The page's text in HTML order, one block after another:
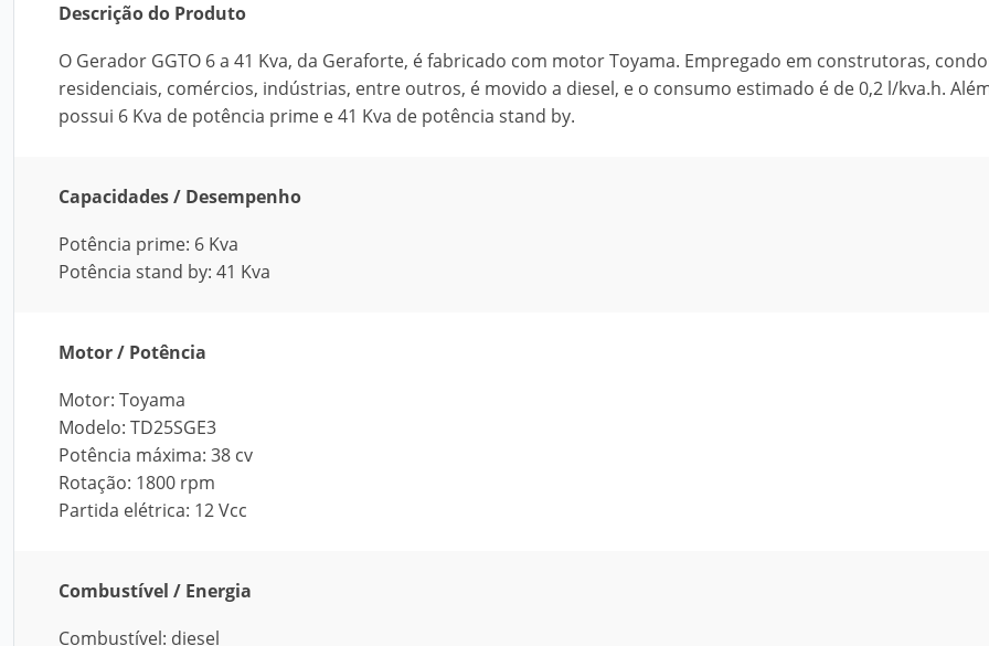
Descrição do Produto
O Gerador GGTO 6 a 41 Kva, da Geraforte, é fabricado com motor Toyama. Empregado em construtoras,
residenciais, comércios, indústrias, entre outros, é movido a diesel, e o consumo estimado é de 0,2 l/kva.h.
possui 6 Kva de potência prime e 41 Kva de potência stand by.
Capacidades / Desempenho
Potência prime: 6 Kva
Potência stand by: 41 Kva
Motor / Potência
Motor: Toyama
Modelo: TD25SGE3
Potência máxima: 38 cv
Rotação: 1800 rpm
Partida elétrica: 12 Vcc
Combustível / Energia
Combustível: diesel